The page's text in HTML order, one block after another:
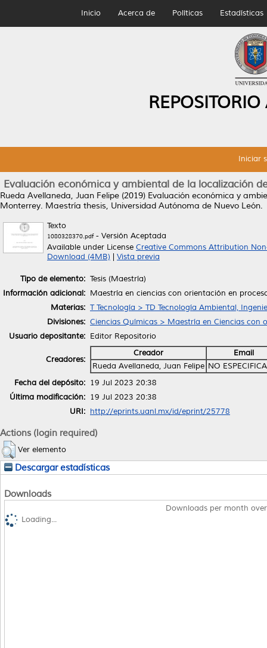
Inicio Acerca de Políticas Estadísticas
Iniciar
Evaluación económica y ambiental de la localización
Rueda Avellaneda, Juan Felipe (2019) Evaluación económica y
Monterrey. Maestría thesis, Universidad Autónoma de Nuevo León.
Texto
1080328370.pdf- Versión Aceptada
Available under License Creative Commons Attribution
Download (4MB)
Vista previa
Tipo de elemento: Tesis (Maestría)
Información adicional: Maestría en ciencias con orientación en
Materias: T Tecnología > TD Tecnología Ambiental,
Divisiones: Ciencias Químicas > Maestría en Ciencias con
Usuario depositante: Editor Repositorio
Creadores:
Creador
Email
Rueda Avellaneda, Juan Felipe NO
Fecha del depósito: 19 Jul 2023 20:38
Última modificación: 19 Jul 2023 20:38
URI: http://eprints.uanl.mx/id/eprint/25778
Actions (login required)
Ver elemento
Descargar estadísticas
Downloads
Downloads per month
Loading...